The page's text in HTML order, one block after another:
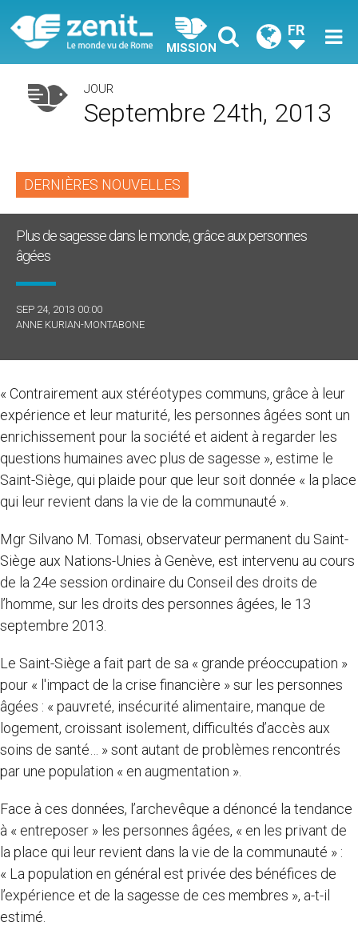
MISSION
FR
JOUR
Septembre 24th, 2013
DERNIÈRES NOUVELLES
Plus de sagesse dans le monde, grâce aux personnes
âgées
SEP 24, 2013 00:00
ANNE KURIAN-MONTABONE
« Contrairement aux stéréotypes communs, grâce à leur
expérience et leur maturité, les personnes âgées sont un
enrichissement pour la société et aident à regarder les
questions humaines avec plus de sagesse », estime le
Saint-Siège, qui plaide pour que leur soit donnée « la place
qui leur revient dans la vie de la communauté ».
Mgr Silvano M. Tomasi, observateur permanent du Saint-
Siège aux Nations-Unies à Genève, est intervenu au cours
de la 24e session ordinaire du Conseil des droits de
l’homme, sur les droits des personnes âgées, le 13
septembre 2013.
Le Saint-Siège a fait part de sa « grande préoccupation »
pour « l'impact de la crise financière » sur les personnes
âgées : « pauvreté, insécurité alimentaire, manque de
logement, croissant isolement, difficultés d’accès aux
soins de santé… » sont autant de problèmes rencontrés
par une population « en augmentation ».
Face à ces données, l’archevêque a dénoncé la tendance
à « entreposer » les personnes âgées, « en les privant de
la place qui leur revient dans la vie de la communauté » :
« La population en général est privée des bénéfices de
l’expérience et de la sagesse de ces membres », a-t-il
estimé.